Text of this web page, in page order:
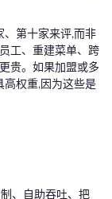
、第十家来评,而非
工、重建菜单、跨
贵。如果加盟或多
高权重,因为这些是
、自助吞吐、把